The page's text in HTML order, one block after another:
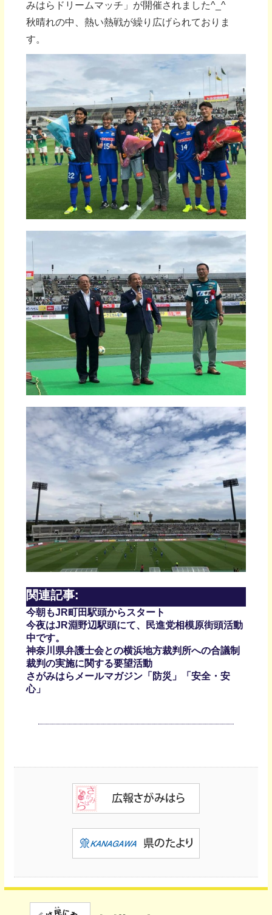
みはらドリームマッチ」が開催されました^_^
秋晴れの中、熱い熱戦が繰り広げられておりま
す。
関連記事:
今朝もJR町田駅頭からスタート
今夜はJR淵野辺駅頭にて、民進党相模原街頭活動
中です。
神奈川県弁護士会との横浜地方裁判所への合議制
裁判の実施に関する要望活動
さがみはらメールマガジン「防災」「安全・安
心」